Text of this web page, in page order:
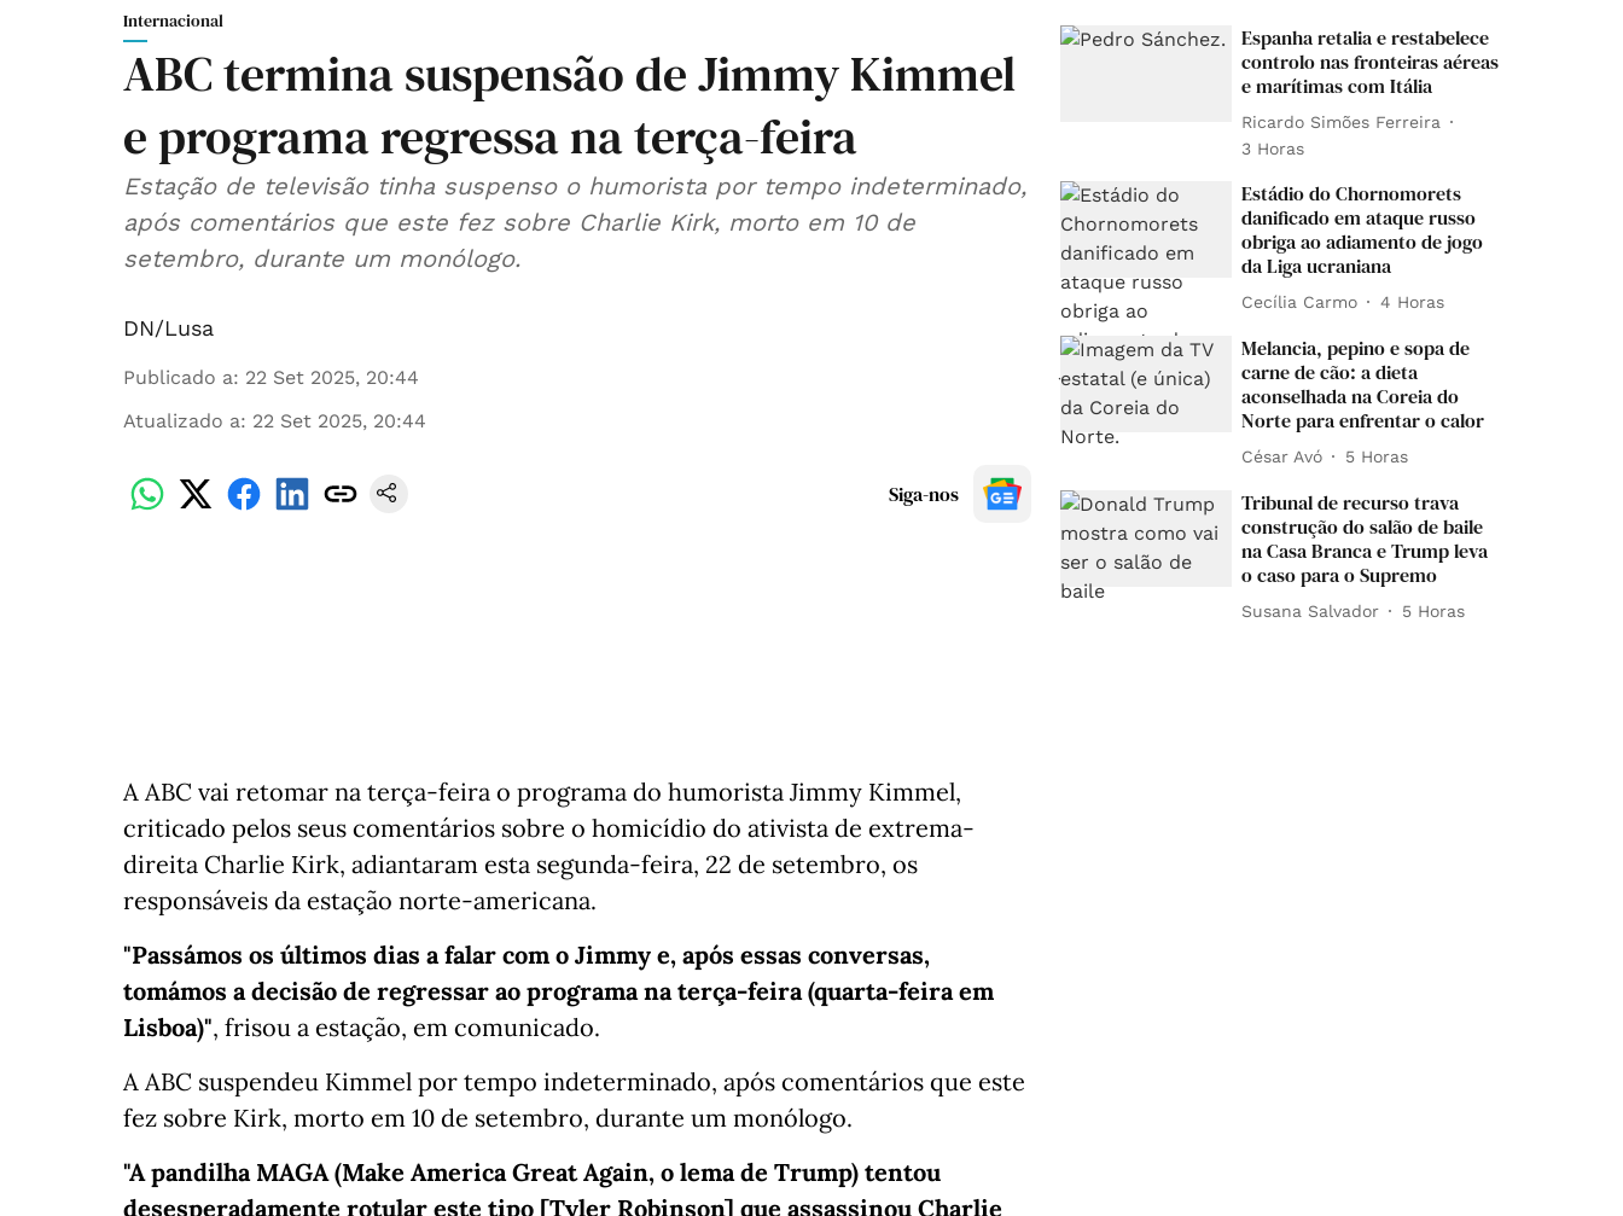
Internacional
ABC termina suspensão de Jimmy Kimmel
e programa regressa na terça-feira
Estação de televisão tinha suspenso o humorista por tempo indeterminado,
após comentários que este fez sobre Charlie Kirk, morto em 10 de
setembro, durante um monólogo.
DN/Lusa
Publicado a: 22 Set 2025, 20:44
Atualizado a: 22 Set 2025, 20:44
Siga-nos
A ABC vai retomar na terça-feira o programa do humorista Jimmy Kimmel,
criticado pelos seus comentários sobre o homicídio do ativista de extrema-
direita Charlie Kirk, adiantaram esta segunda-feira, 22 de setembro, os
responsáveis da estação norte-americana.
"Passámos os últimos dias a falar com o Jimmy e, após essas conversas,
tomámos a decisão de regressar ao programa na terça-feira (quarta-feira em
Lisboa)", frisou a estação, em comunicado.
A ABC suspendeu Kimmel por tempo indeterminado, após comentários que este
fez sobre Kirk, morto em 10 de setembro, durante um monólogo.
"A pandilha MAGA (Make America Great Again, o lema de Trump) tentou
desesperadamente rotular este tipo [Tyler Robinson] que assassinou Charlie
Espanha retalia e restabelece
controlo nas fronteiras aéreas
e marítimas com Itália
Ricardo Simões Ferreira
3 Horas
Estádio do Chornomorets
danificado em ataque russo
obriga ao adiamento de jogo
da Liga ucraniana
Cecília Carmo 4 Horas
Melancia, pepino e sopa de
carne de cão: a dieta
aconselhada na Coreia do
Norte para enfrentar o calor
César Avó 5 Horas
Tribunal de recurso trava
construção do salão de baile
na Casa Branca e Trump leva
o caso para o Supremo
Susana Salvador 5 Horas